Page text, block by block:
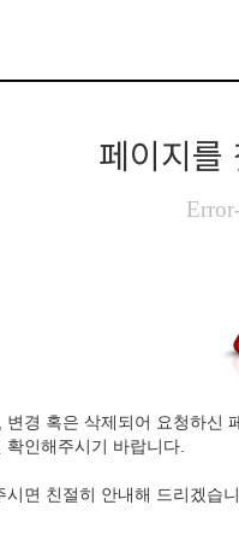
페이지를
경 혹은 삭제되어 요청하신
인해주시기 바랍니다.
시면 친절히 안내해 드리겠습